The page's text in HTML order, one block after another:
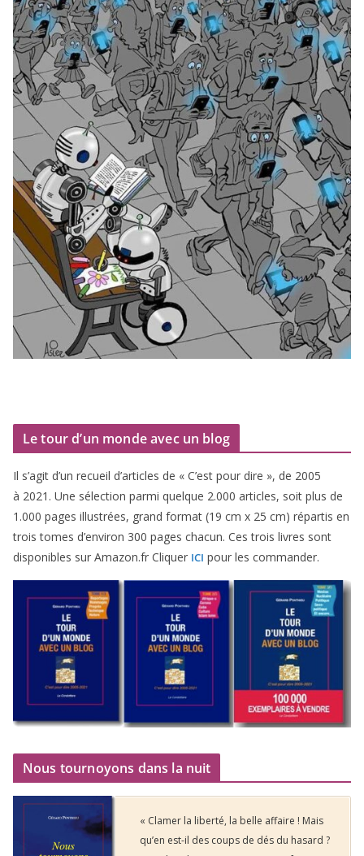
Le tour d’un monde avec un blog
Il s’agit d’un recueil d’ar­ticles de « C’est pour dire », de 2005
à 2021 . Une sélec­tion par­mi quelque 2.000 articles, soit plus de
1 .000 pages illus­trées, grand for­mat (19 cm x 25 cm) répar­tis en
trois tomes d’environ 300 pages cha­cun. Ces trois livres sont
dis­po­nibles sur Amazon​.fr Cliquer ICI pour les commander.
Nous tournoyons dans la nuit
« Clamer la liberté, la belle affaire ! Mais
qu’en est-il des coups de dés du hasard ?